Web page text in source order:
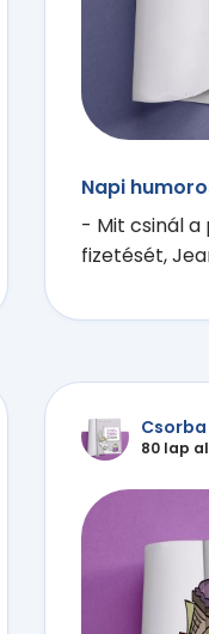
Napi
- Mit csinál a
fizetését,
80 lap